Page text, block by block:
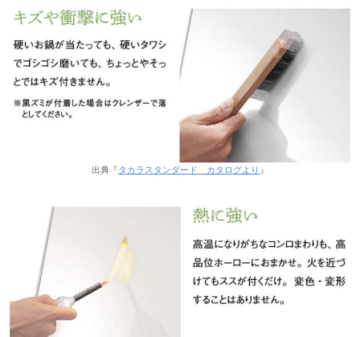
出典『タカラスタンダード カタログより 』